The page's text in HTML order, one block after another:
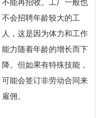
不会招聘年龄较大的工
人，这是因为体力和工作
能力随着年龄的增长而下
降。但如果有特殊技能，
可能会签订非劳动合同来
雇佣。